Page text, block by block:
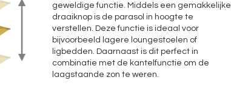
geweldige functie. Middels een gemakkelijke
draaiknop is de parasol in hoogte te
verstellen. Deze functie is ideaal voor
bijvoorbeeld lagere loungestoelen of
ligbedden. Daarnaast is dit perfect in
combinatie met de kantelfunctie om de
laagstaande zon te weren.